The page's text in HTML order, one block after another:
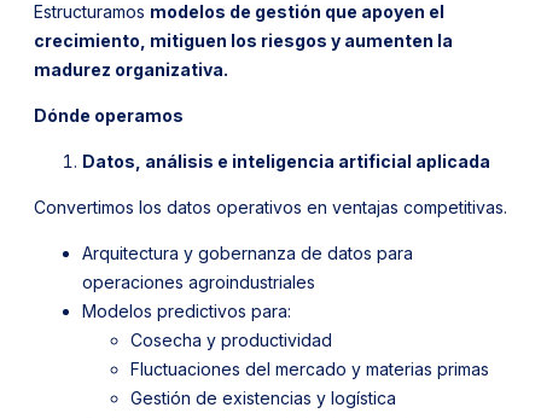
Estructuramos modelos de gestión que apoyen el
crecimiento, mitiguen los riesgos y aumenten la
madurez organizativa.
Dónde operamos
Datos, análisis e inteligencia artificial aplicada
Convertimos los datos operativos en ventajas competitivas.
Arquitectura y gobernanza de datos para
operaciones agroindustriales
Modelos predictivos para:
Cosecha y productividad
Fluctuaciones del mercado y materias primas
Gestión de existencias y logística